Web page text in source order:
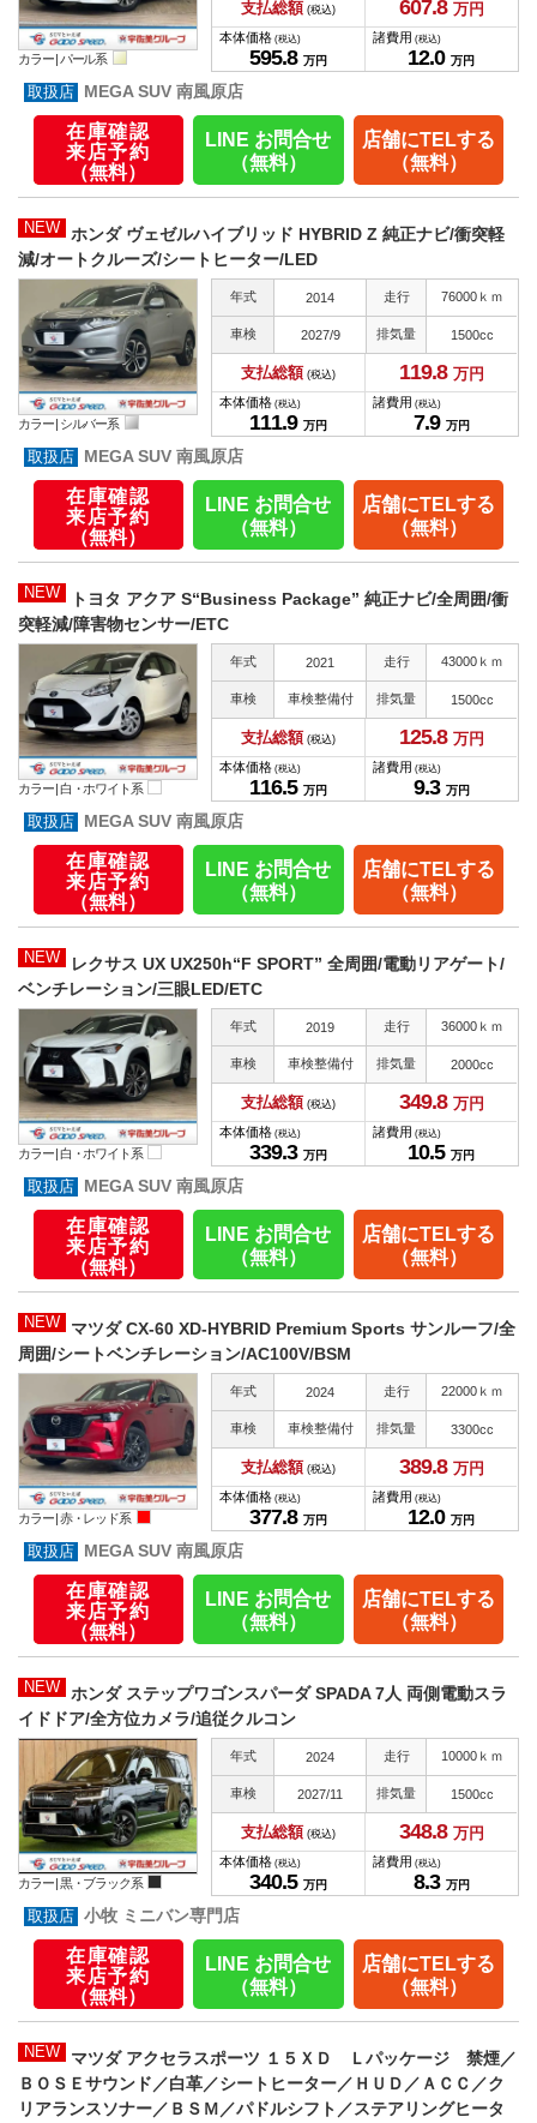
カラー | パール系
支払総額 (税込) 607.8 万円
本体価格 (税込)
595.8 万円
諸費用 (税込)
12.0 万円
MEGA SUV 南風原店
在庫確認
来店予約
（無料）
LINE お問合せ
（無料）
店舗にTELする
（無料）
NEW
ホンダ ヴェゼルハイブリッド HYBRID Z 純正ナビ/衝突軽
減/オートクルーズ/シートヒーター/LED
カラー | シルバー系
年式 2014 走行 76000ｋｍ
車検 2027/9 排気量 1500cc
支払総額 (税込) 119.8 万円
本体価格 (税込)
111.9 万円
諸費用 (税込)
7.9 万円
MEGA SUV 南風原店
在庫確認
来店予約
（無料）
LINE お問合せ
（無料）
店舗にTELする
（無料）
NEW
トヨタ アクア S“Business Package” 純正ナビ/全周囲/衝
突軽減/障害物センサー/ETC
カラー |白・ホワイト系
年式 2021 走行 43000ｋｍ
車検 車検整備付 排気量 1500cc
支払総額 (税込) 125.8 万円
本体価格 (税込)
116.5 万円
諸費用 (税込)
9.3 万円
MEGA SUV 南風原店
在庫確認
来店予約
（無料）
LINE お問合せ
（無料）
店舗にTELする
（無料）
NEW
レクサス UX UX250h“F SPORT” 全周囲/電動リアゲート/
ベンチレーション/三眼LED/ETC
カラー |白・ホワイト系
年式 2019 走行 36000ｋｍ
車検 車検整備付 排気量 2000cc
支払総額 (税込) 349.8 万円
本体価格 (税込)
339.3 万円
諸費用 (税込)
10.5 万円
MEGA SUV 南風原店
在庫確認
来店予約
（無料）
LINE お問合せ
（無料）
店舗にTELする
（無料）
NEW
マツダ CX-60 XD-HYBRID Premium Sports サンルーフ/全
周囲/シートベンチレーション/AC100V/BSM
カラー |赤・レッド系
年式 2024 走行 22000ｋｍ
車検 車検整備付 排気量 3300cc
支払総額 (税込) 389.8 万円
本体価格 (税込)
377.8 万円
諸費用 (税込)
12.0 万円
MEGA SUV 南風原店
在庫確認
来店予約
（無料）
LINE お問合せ
（無料）
店舗にTELする
（無料）
NEW
ホンダ ステップワゴンスパーダ SPADA 7人 両側電動スラ
イドドア/全方位カメラ/追従クルコン
カラー |黒・ブラック系
年式 2024 走行 10000ｋｍ
車検 2027/11 排気量 1500cc
支払総額 (税込) 348.8 万円
本体価格 (税込)
340.5 万円
諸費用 (税込)
8.3 万円
小牧 ミニバン専門店
在庫確認
来店予約
（無料）
LINE お問合せ
（無料）
店舗にTELする
（無料）
NEW
マツダ アクセラスポーツ １５ＸＤ Ｌパッケージ 禁煙／
ＢＯＳＥサウンド／白革／シートヒーター／ＨＵＤ／ＡＣＣ／ク
リアランスソナー／ＢＳＭ／パドルシフト／ステアリングヒータ